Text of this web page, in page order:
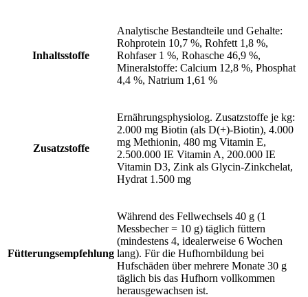
Inhaltsstoffe
Analytische Bestandteile und Gehalte:
Rohprotein 10,7 %, Rohfett 1,8 %,
Rohfaser 1 %, Rohasche 46,9 %,
Mineralstoffe: Calcium 12,8 %, Phosphat
4,4 %, Natrium 1,61 %
Zusatzstoffe
Ernährungsphysiolog. Zusatzstoffe je kg:
2.000 mg Biotin (als D(+)-Biotin), 4.000
mg Methionin, 480 mg Vitamin E,
2.500.000 IE Vitamin A, 200.000 IE
Vitamin D3, Zink als Glycin-Zinkchelat,
Hydrat 1.500 mg
Fütterungsempfehlung
Während des Fellwechsels 40 g (1
Messbecher = 10 g) täglich füttern
(mindestens 4, idealerweise 6 Wochen
lang). Für die Hufhornbildung bei
Hufschäden über mehrere Monate 30 g
täglich bis das Hufhorn vollkommen
herausgewachsen ist.